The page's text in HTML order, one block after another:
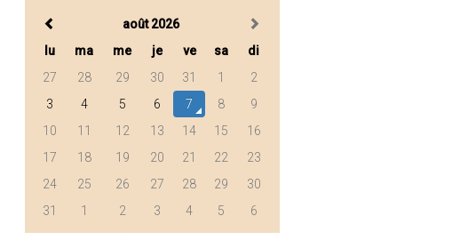
août 2026
lu
ma me je ve sa
di
27
28 29 30 31 1
2
3
4 5 6 7 8
9
10
11 12 13 14 15
16
17
18 19 20 21 22
23
24
25 26 27 28 29
30
31
1 2 3 4 5 6